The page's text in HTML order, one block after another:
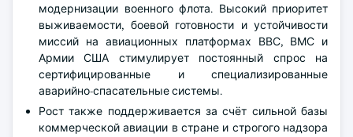
модернизации военного флота. Высокий приоритет
выживаемости, боевой готовности и устойчивости
миссий на авиационных платформах ВВС, ВМС и
Армии США стимулирует постоянный спрос на
сертифицированные и специализированные
аварийно-спасательные системы.
Рост также поддерживается за счёт сильной базы
коммерческой авиации в стране и строгого надзора